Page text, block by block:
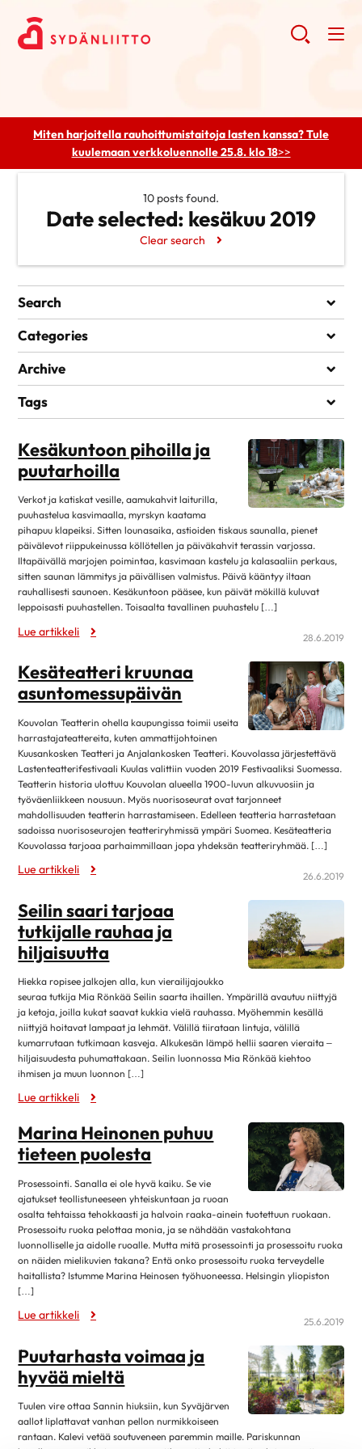
Miten harjoitella rauhoittumistaitoja lasten kanssa? Tule
kuulemaanverkkoluennolle 25.8. klo 18>>
10 posts found.
Date selected: kesäkuu 2019
Clear search
Search
Categories
Elämää sairauden kanssa
Kuntoutuminen
Matkustaminen
Palveluita sairastuneelle
Sairastuneen liikunta
Seksuaalisuus
Sosiaaliturva
Toipuminen ja sopeutuminen
Vertaistuki
Elvytys
Koronakysymykset
Kulttuuri
Kirjat
Museot ja näyttelyt
Musiikki
Teatteri, elokuvat ja sarjat
Lehdistötiedote
Luottamustoimi
Ruoka ja hyvinvointi
Ruokaohjeita
Terveellinen syöminen
Sydän.fi
Ajankohtaista
Sydän2020
Sydänsairaudet
Eteisvärinä
Kardiomyopatiat
Kohonnut verenpaine
Läppäviat
Muut rytmihäiriöt
Sepelvaltimotauti
Sydämen vajaatoiminta
Sydänsairauksien oireet ja vaaratekijät
Synnynnäiset sydänviat
Terveys & Hyvinvointi
Alkoholi
Archive
heinäkuu 2026
kesäkuu 2026 1
toukokuu 2026 1
huhtikuu 2026 7
maaliskuu 2026 3
helmikuu 2026
tammikuu 2026
joulukuu 2025
lokakuu 2025
toukokuu 2025 2
huhtikuu 2025 11
maaliskuu 2025 2
helmikuu 2025 4
tammikuu 2025 12
joulukuu 2024
marraskuu 2024
lokakuu 2024
syyskuu 2024 2
elokuu 2024 9
huhtikuu 2024
maaliskuu 2024 8
helmikuu 2024
tammikuu 2024 11
joulukuu 2023
marraskuu 2023
lokakuu 2023
syyskuu 2023
elokuu 2023 13
kesäkuu 2023 1
toukokuu 2023 4
huhtikuu 2023
maaliskuu 2023
helmikuu 2023 3
tammikuu 2023 14
12
syyskuu 2022 1
elokuu 2022 12
kesäkuu 2022 1
toukokuu 2022
Tags
LIIKKUMINEN
LIIKUNTAVINKIT
LUONTO
MIELENHYVINVOINTI
VAPAA-AIKA
Kesäkuntoon pihoilla ja
puutarhoilla
Verkot ja katiskat vesille, aamukahvit laiturilla,
puuhastelua kasvimaalla, myrskyn kaatama
pihapuu klapeiksi. Sitten lounasaika, astioiden tiskaus saunalla, pienet
päivälevot riippukeinussa köllötellen ja päiväkahvit terassin varjossa.
Iltapäivällä marjojen poimintaa, kasvimaan kastelu ja kalasaaliin perkaus,
sitten saunan lämmitys ja päivällisen valmistus. Päivä kääntyy iltaan
rauhallisesti saunoen. Kesäkuntoon pääsee, kun päivät mökillä kuluvat
leppoisasti puuhastellen. Toisaalta tavallinen puuhastelu […]
Lue artikkeli 28.6.2019
Kesäteatteri kruunaa
asuntomessupäivän
Kouvolan Teatterin ohella kaupungissa toimii useita
harrastajateattereita, kuten ammattijohtoinen
Kuusankosken Teatteri ja Anjalankosken Teatteri. Kouvolassa järjestettävä
Lastenteatterifestivaali Kuulas valittiin vuoden 2019 Festivaaliksi Suomessa.
Teatterin historia ulottuu Kouvolan alueella 1900-luvun alkuvuosiin ja
työväenliikkeen nousuun. Myös nuorisoseurat ovat tarjonneet
mahdollisuuden teatterin harrastamiseen. Edelleen teatteria harrastetaan
sadoissa nuorisoseurojen teatteriryhmissä ympäri Suomea. Kesäteatteria
Kouvolassa tarjoaa parhaimmillaan jopa yhdeksän teatteriryhmää. […]
Lue artikkeli 26.6.2019
Seilin saari tarjoaa
tutkijalle rauhaa ja
hiljaisuutta
Hiekka ropisee jalkojen alla, kun vierailijajoukko
seuraa tutkija Mia Rönkää Seilin saarta ihaillen. Ympärillä avautuu niittyjä
ja ketoja, joilla kukat saavat kukkia vielä rauhassa. Myöhemmin kesällä
niittyjä hoitavat lampaat ja lehmät. Välillä tiirataan lintuja, välillä
kumarrutaan tutkimaan kasveja. Alkukesän lämpö hellii saaren vieraita –
hiljaisuudesta puhumattakaan. Seilin luonnossa Mia Rönkää kiehtoo
ihmisen ja muun luonnon […]
Lue artikkeli
Marina Heinonen puhuu
tieteen puolesta
Prosessointi. Sanalla ei ole hyvä kaiku. Se vie
ajatukset teollistuneeseen yhteiskuntaan ja ruoan
osalta tehtaissa tehokkaasti ja halvoin raaka-ainein tuotettuun ruokaan.
Prosessoitu ruoka pelottaa monia, ja se nähdään vastakohtana
luonnolliselle ja aidolle ruoalle. Mutta mitä prosessointi ja prosessoitu ruoka
on näiden mielikuvien takana? Entä onko prosessoitu ruoka terveydelle
haitallista? Istumme Marina Heinosen työhuoneessa. Helsingin yliopiston
[…]
Lue artikkeli 25.6.2019
Puutarhasta voimaa ja
hyvää mieltä
Tuulen vire ottaa Sannin hiuksiin, kun Syväjärven
aallot liplattavat vanhan pellon nurmikkoiseen
rantaan. Kalevi vetää soutuveneen paremmin maille. Pariskunnan